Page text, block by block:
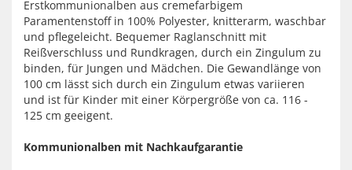
Erstkommunionalben aus cremefarbigem
Paramentenstoff in 100% Polyester, knitterarm, waschbar
und pflegeleicht. Bequemer Raglanschnitt mit
Reißverschluss und Rundkragen, durch ein Zingulum zu
binden, für Jungen und Mädchen. Die Gewandlänge von
100 cm lässt sich durch ein Zingulum etwas variieren
und ist für Kinder mit einer Körpergröße von ca. 116 -
125 cm geeigent.
Kommunionalben mit Nachkaufgarantie